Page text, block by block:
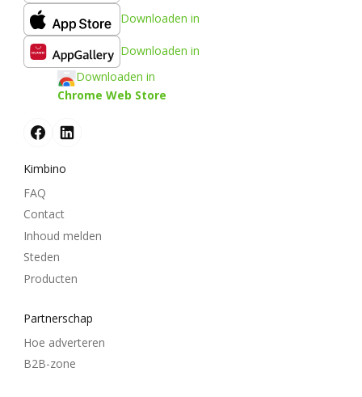
Downloaden in
Downloaden in
Downloaden in
Chrome Web Store
Kimbino
FAQ
Contact
Inhoud melden
Steden
Producten
Partnerschap
Hoe adverteren
B2B-zone